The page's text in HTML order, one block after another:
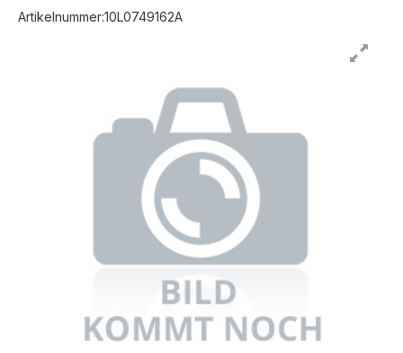
Artikelnummer:10L0749162A